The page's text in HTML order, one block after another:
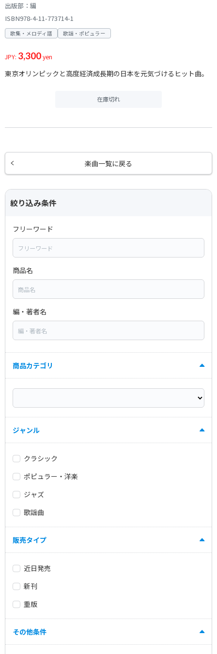
出版部：編
ISBN978-4-11-773714-1
歌集・メロディ譜 歌謡・ポピュラー
JPY: 3,300yen
東京オリンピックと高度経済成長期の日本を元気づけるヒット曲。
在庫切れ
楽曲一覧に戻る
絞り込み条件
フリーワード
商品名
編・著者名
商品カテゴリ
ジャンル
クラシック
ポピュラー・洋楽
ジャズ
歌謡曲
販売タイプ
近日発売
新刊
重版
その他条件